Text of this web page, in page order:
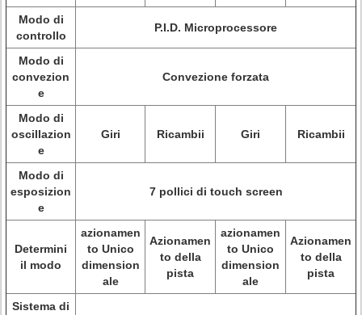
Modo di
controllo
P.I.D. Microprocessore
Modo di
convezion
e
Convezione forzata
Modo di
oscillazion
e
Giri Ricambii Giri Ricambii
Modo di
esposizion
e
7 pollici di touch screen
Determini
il modo
azionamen
to Unico
dimension
ale
Azionamen
to della
pista
azionamen
to Unico
dimension
ale
Azionamen
to della
pista
Sistema di